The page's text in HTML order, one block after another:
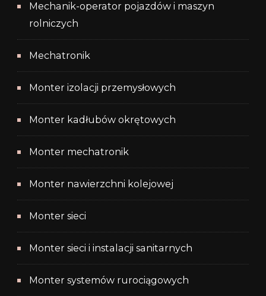
Mechanik-operator pojazdów i maszyn
rolniczych
Mechatronik
Monter izolacji przemysłowych
Monter kadłubów okrętowych
Monter mechatronik
Monter nawierzchni kolejowej
Monter sieci
Monter sieci i instalacji sanitarnych
Monter systemów rurociągowych